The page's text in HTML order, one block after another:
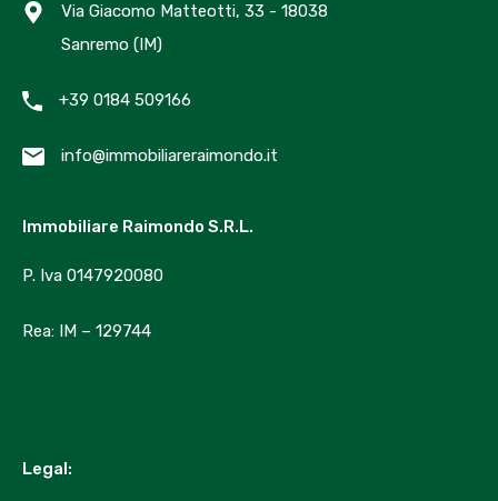
Acconsento che questo sito web conservi le mie
alla mia richiesta.
Via Giacomo Matteotti, 33 - 18038
Sanremo (IM)
+39 0184 509166
info@immobiliareraimondo.it
Immobiliare Raimondo S.R.L.
P. Iva 0147920080
Rea: IM – 129744
Legal: